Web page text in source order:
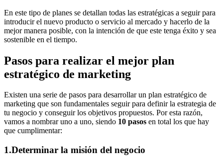
En este tipo de planes se detallan todas las estratégicas a seguir para
introducir el nuevo producto o servicio al mercado y hacerlo de la
mejor manera posible, con la intención de que este tenga éxito y sea
sostenible en el tiempo.
Pasos para realizar el mejor plan
estratégico de marketing
Existen una serie de pasos para desarrollar un plan estratégico de
marketing que son fundamentales seguir para definir la estrategia de
tu negocio y conseguir los objetivos propuestos. Por esta razón,
vamos a nombrar uno a uno, siendo 10 pasos en total los que hay
que cumplimentar:
1.Determinar la misión del negocio